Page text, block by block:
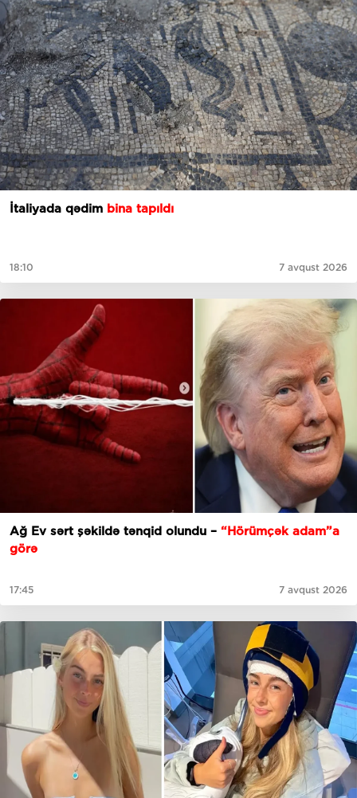
İtaliyada qədim bina tapıldı
18:10 7 avqust 2026
Ağ Ev sərt şəkildə tənqid olundu – “Hörümçək adam”a
görə
17:45 7 avqust 2026